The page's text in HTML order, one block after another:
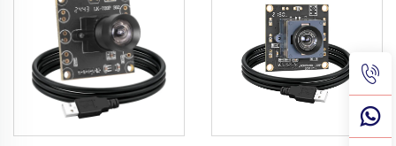
SDK compatibile con
Raspberry, Windows,
Linux
monocromatica USB a
210fps per ispezione
visiva